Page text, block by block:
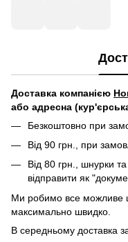
Доставка компанією
або адресна
Безкоштовно при
Від 90 грн., при
Від 80 грн., шнурки
відправити як
Ми робимо все можливе
максимально швидко.
В середньому доставка